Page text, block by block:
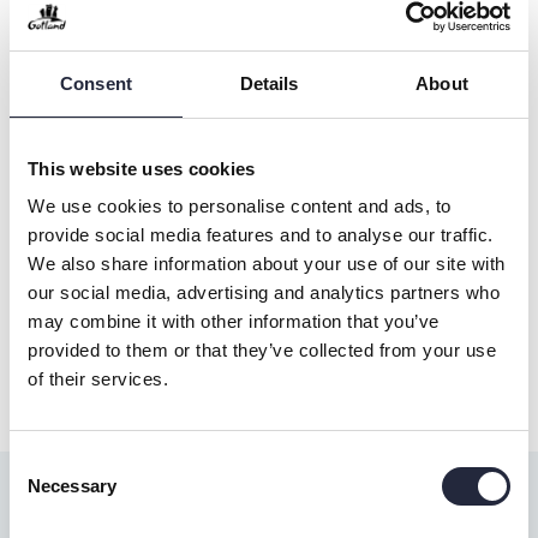
Consent Details About
This website uses cookies
We use cookies to personalise content and ads, to
provide social media features and to analyse our traffic.
We also share information about your use of our site with
our social media, advertising and analytics partners who
may combine it with other information that you’ve
provided to them or that they’ve collected from your use
of their services.
Selection
Necessary
vi vill väcka intresse hos människor från andra
platser.
Budskap
Livet på ön